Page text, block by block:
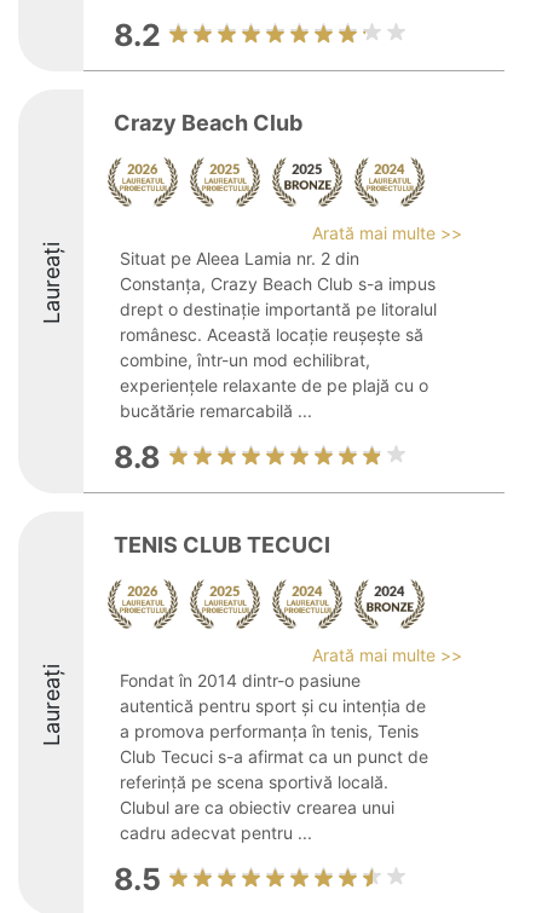
8.2
Laureați
Crazy Beach Club
Arată mai multe >>
Situat pe Aleea Lamia nr. 2 din
Constanța, Crazy Beach Club s-a impus
drept o destinație importantă pe litoralul
românesc. Această locație reușește să
combine, într-un mod echilibrat,
experiențele relaxante de pe plajă cu o
bucătărie remarcabilă ...
8.8
Laureați
TENIS CLUB TECUCI
Arată mai multe >>
Fondat în 2014 dintr-o pasiune
autentică pentru sport și cu intenția de
a promova performanța în tenis, Tenis
Club Tecuci s-a afirmat ca un punct de
referință pe scena sportivă locală.
Clubul are ca obiectiv crearea unui
cadru adecvat pentru ...
8.5